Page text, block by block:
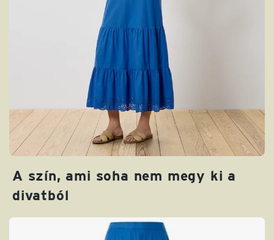
A szín, ami soha nem megy ki a
divatból